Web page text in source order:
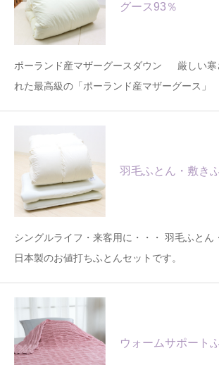
グース93％
ポーランド産マザーグースダウン 厳しい寒
れた最高級の「ポーランド産マザーグース」
羽毛ふとん・敷き
シングルライフ・来客用に・・・ 羽毛ふとん
日本製のお値打ちふとんセットです。
ウォームサポート